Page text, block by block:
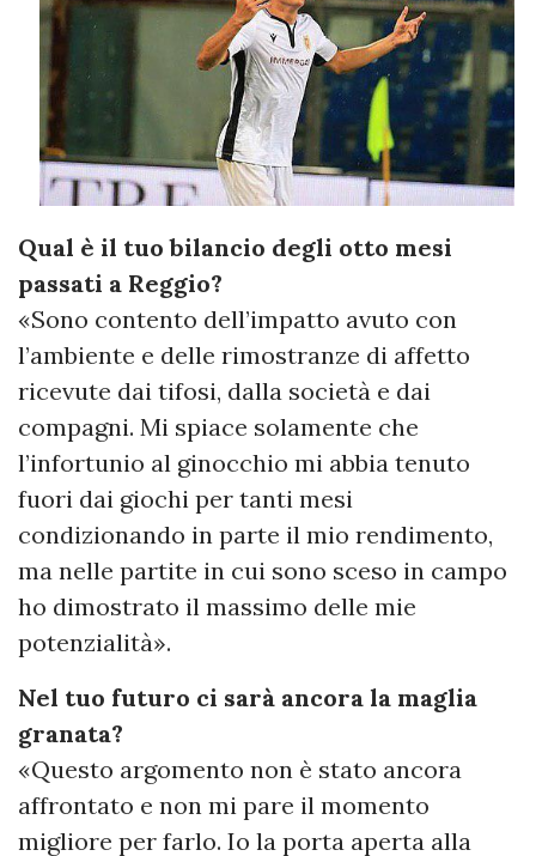
Qual è il tuo bilancio degli otto mesi
passati a Reggio?
«Sono contento dell’impatto avuto con
l’ambiente e delle rimostranze di affetto
ricevute dai tifosi, dalla società e dai
compagni. Mi spiace solamente che
l’infortunio al ginocchio mi abbia tenuto
fuori dai giochi per tanti mesi
condizionando in parte il mio rendimento,
ma nelle partite in cui sono sceso in campo
ho dimostrato il massimo delle mie
potenzialità».
Nel tuo futuro ci sarà ancora la maglia
granata?
«Questo argomento non è stato ancora
affrontato e non mi pare il momento
migliore per farlo. Io la porta aperta alla